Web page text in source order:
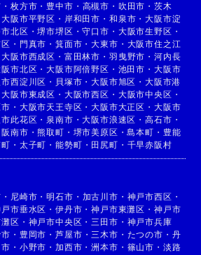
・枚方市 ・ 豊中市 ・ 高槻市 ・ 吹田市 ・ 茨木
大阪市平野区 ・ 岸和田市 ・ 和泉市 ・大阪市淀
北区 ・堺市堺区 ・守口市 ・ 大阪市生野区 ・
・ 門真市 ・箕面市 ・大東市 ・ 大阪市住之江
大阪市西成区 ・ 富田林市 ・ 羽曳野市 ・ 河内長
市北区 ・大阪市阿倍野区 ・ 池田市 ・ 大阪市
西淀川区 ・ 貝塚市 ・大阪市旭区 ・大阪市港
大阪市東成区 ・ 大阪市西区 ・ 大阪市中央区 ・
・ 大阪市天王寺区 ・大阪市大正区 ・ 大阪市
此花区 ・ 泉南市 ・大阪市浪速区 ・高石市 ・
阪南市 ・熊取町 ・ 堺市美原区 ・島本町 ・ 豊能
・ 太子町 ・能勢町 ・ 田尻町 ・ 千早赤阪村
・ 尼崎市 ・明石市 ・ 加古川市 ・ 神戸市西区 ・
市垂水区 ・伊丹市 ・神戸市東灘区 ・ 神戸市
区 ・ 神戸市中央区 ・三田市 ・ 神戸市兵庫
・ 豊岡市 ・芦屋市 ・三木市 ・ たつの市 ・ 丹
・ 小野市 ・加西市 ・洲本市 ・ 篠山市 ・ 淡路